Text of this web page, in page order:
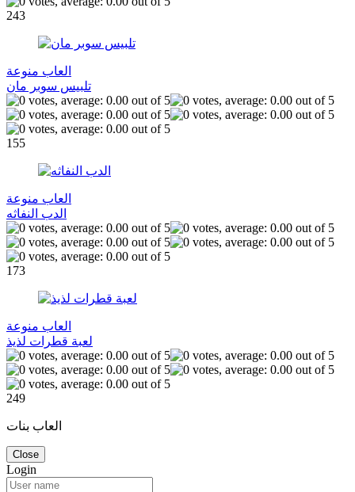
243
العاب منوعة
تلبيس سوبر مان
155
العاب منوعة
الدب النفاثه
173
العاب منوعة
لعبة قطرات لذيذ
249
العاب بنات
Close
Login